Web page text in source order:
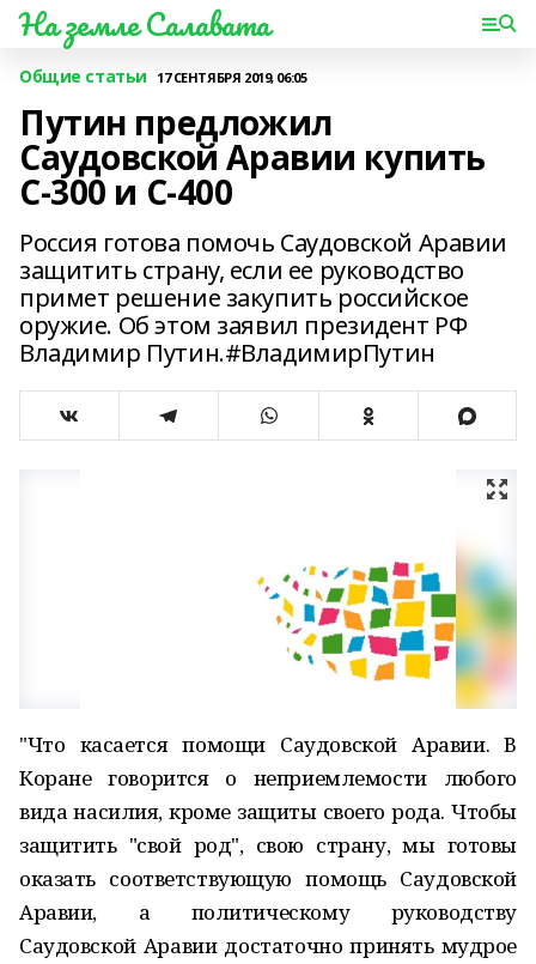
На земле Салавата
Общие статьи 17 СЕНТЯБРЯ 2019, 06:05
Путин предложил
Саудовской Аравии купить
С-300 и С-400
Россия готова помочь Саудовской Аравии
защитить страну, если ее руководство
примет решение закупить российское
оружие. Об этом заявил президент РФ
Владимир Путин.#ВладимирПутин
"Что касается помощи Саудовской Аравии. В
Коране говорится о неприемлемости любого
вида насилия, кроме защиты своего рода. Чтобы
защитить "свой род", свою страну, мы готовы
оказать соответствующую помощь Саудовской
Аравии, а политическому руководству
Саудовской Аравии достаточно принять мудрое